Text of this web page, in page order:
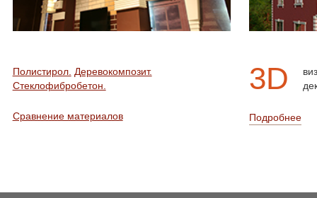
3D
Подробнее
Полистирол. Деревокомпозит.
Стеклофибробетон.
Сравнение материалов